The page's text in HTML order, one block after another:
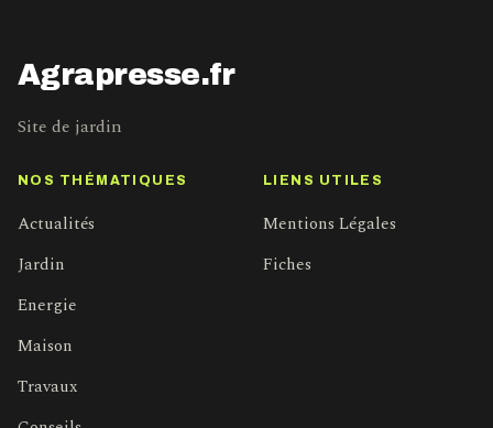
Agrapresse.fr
Site de jardin
NOS THÉMATIQUES
Actualités
Jardin
Energie
Maison
Travaux
LIENS UTILES
Mentions Légales
Fiches